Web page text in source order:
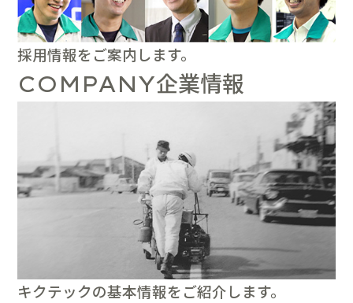
採用情報をご案内します。
COMPANY企業情報
キクテックの基本情報をご紹介します。